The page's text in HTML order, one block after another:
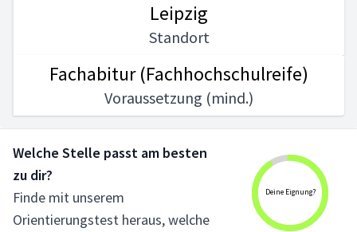
Leipzig
Standort
Fachabitur (Fachhochschulreife)
Voraussetzung (mind.)
Deine Eignung?
Welche Stelle passt am besten
zu dir?
Finde mit unserem
Orientierungstest heraus, welche